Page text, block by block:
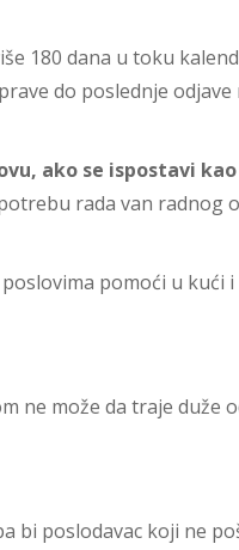
180 dana u toku
do poslednje
ako se ispostavi
rada van radnog
pomoći u kući
ne može da traje duže
bi poslodavac koji ne